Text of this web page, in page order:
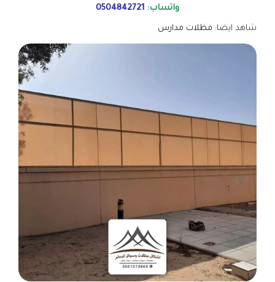
واتساب: 0504842721
شاهد ايضا: مظلات مدارس